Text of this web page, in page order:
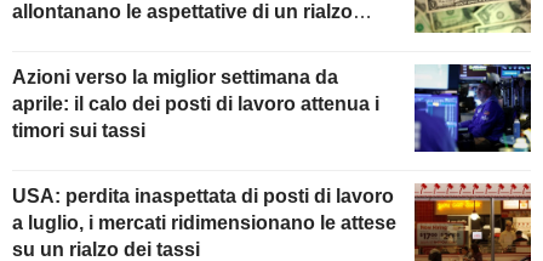
allontanano le aspettative di un rialzo
Azioni verso la miglior settimana da
aprile: il calo dei posti di lavoro attenua i
timori sui tassi
USA: perdita inaspettata di posti di lavoro
a luglio, i mercati ridimensionano le attese
su un rialzo dei tassi